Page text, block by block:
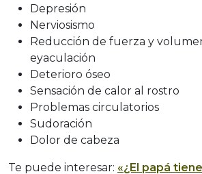
Depresión
Nerviosismo
Reducción de fuerza y
eyaculación
Deterioro óseo
Sensación de calor al rostro
Problemas circulatorios
Sudoración
Dolor de cabeza
Te puede interesar: «¿El papá